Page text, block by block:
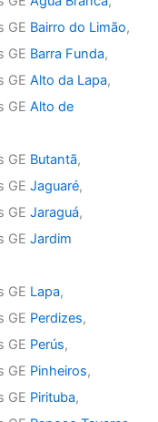
GE Bairro do Limão,
GE Barra Funda,
GEAlto da Lapa,
GEAlto de
GE Butantã,
GEJaguaré,
GEJaraguá,
GEJardim
GE Lapa,
GE Perdizes,
GE Perús,
GE Pinheiros,
GE Pirituba,